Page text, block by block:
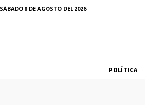
SÁBADO 8 DE AGOSTO DEL 2026
POLÍTICA